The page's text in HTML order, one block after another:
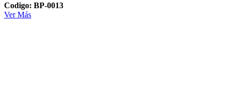
Codigo: BP-0013
Ver Más